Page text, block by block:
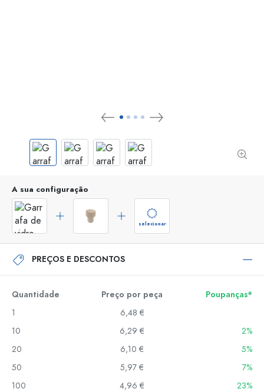
A sua configuração
selecionar
PREÇOS E DESCONTOS
Quantidade Preço por peça
Poupanças*
1
6,48 €
10
6,29 €
2%
20
6,10 €
5%
50
5,97 €
7%
100
4,96 €
23%